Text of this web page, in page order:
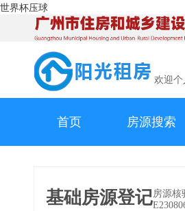
世界杯压球
欢迎个
首页 房源搜索
基础房源登记房源核